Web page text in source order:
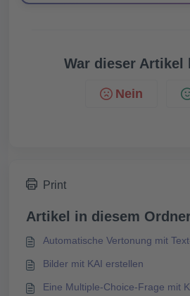
War dieser Artikel
Nein
Print
Artikel in diesem
Automatische Vertonung mit
Bilder mit KAI erstellen
Eine Multiple-Choice-Frage mit